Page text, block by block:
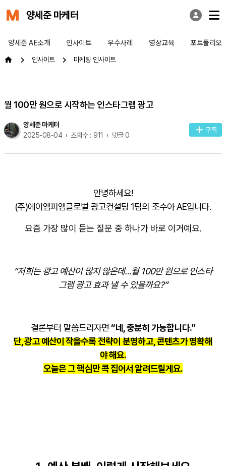
양세준 마케터
양세준 AE소개 인사이트 우수사례 영상교육 포트폴리오
인사이트 마케팅 인사이트
월 100만 원으로 시작하는 인스타그램 광고
양세준 마케터
2025-08-04
조회수 : 911 댓글 0
구독
안녕하세요!
(주)에이엠피엠글로벌 광고컨설팅 1팀의 조수아 AE입니다.
요즘 가장 많이 듣는 질문 중 하나가 바로 이거예요.
“저희는 광고 예산이 많지 않은데…월 100만 원으로 인스타
그램 광고 효과 낼 수 있을까요?”
결론부터 말씀드리자면“네, 충분히 가능합니다.”
단, 광고 예산이 작을수록전략이 분명하고, 콘텐츠가 명확해
야 해요.
오늘은 그 핵심만 콕 집어서 알려드릴게요.